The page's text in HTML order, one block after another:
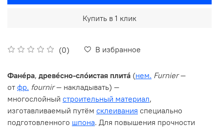
(0) В избранное
Купить в 1 клик
Фане́ра, древе́сно-сло́истая плита́ (нем. Furnier—
от фр. fournir— накладывать) —
многослойный строительный материал,
изготавливаемый путём склеивания специально
подготовленного шпона. Для повышения прочности